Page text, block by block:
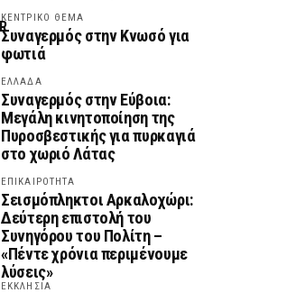
ΚΕΝΤΡΙΚΟ ΘΕΜΑ
Συναγερμός στην Κνωσό για
φωτιά
ΕΛΛΑΔΑ
Συναγερμός στην Εύβοια:
Μεγάλη κινητοποίηση της
Πυροσβεστικής για πυρκαγιά
στο χωριό Λάτας
ΕΠΙΚΑΙΡΟΤΗΤΑ
Σεισμόπληκτοι Αρκαλοχώρι:
Δεύτερη επιστολή του
Συνηγόρου του Πολίτη –
«Πέντε χρόνια περιμένουμε
λύσεις»
ΕΚΚΛΗΣΙΑ